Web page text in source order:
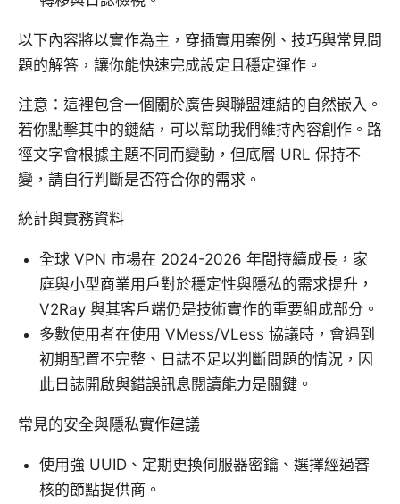
以下內容將以實作為主，穿插實用案例、技巧與常見問
題的解答，讓你能快速完成設定且穩定運作。
注意：這裡包含一個關於廣告與聯盟連結的自然嵌入。
若你點擊其中的鏈結，可以幫助我們維持內容創作。路
徑文字會根據主題不同而變動，但底層 URL 保持不
變，請自行判斷是否符合你的需求。
統計與實務資料
全球 VPN 市場在 2024-2026 年間持續成長，家
庭與小型商業用戶對於穩定性與隱私的需求提升，
V2Ray 與其客戶端仍是技術實作的重要組成部分。
多數使用者在使用 VMess/VLess 協議時，會遇到
初期配置不完整、日誌不足以判斷問題的情況，因
此日誌開啟與錯誤訊息閱讀能力是關鍵。
常見的安全與隱私實作建議
使用強 UUID、定期更換伺服器密鑰、選擇經過審
核的節點提供商。